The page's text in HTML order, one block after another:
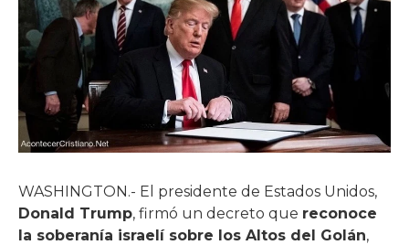
WASHINGTON.- El presidente de Estados Unidos,
Donald Trump, firmó un decreto que reconoce
la soberanía israelí sobre los Altos del Golán,